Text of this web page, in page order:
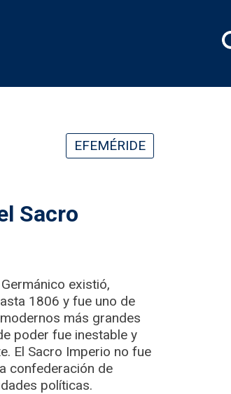
EFEMÉRIDE
Sacro
existió,
1806 y fue uno de
más grandes
poder fue inestable y
El Sacro Imperio no fue
confederación de
políticas.